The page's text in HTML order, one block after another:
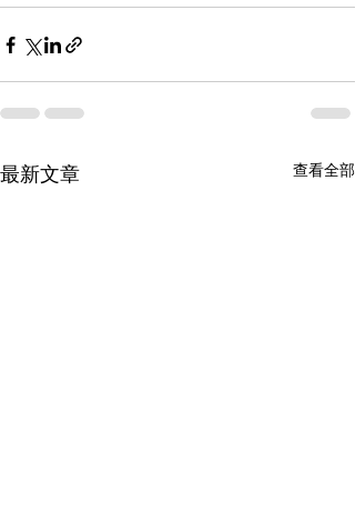
最新文章 查看全部